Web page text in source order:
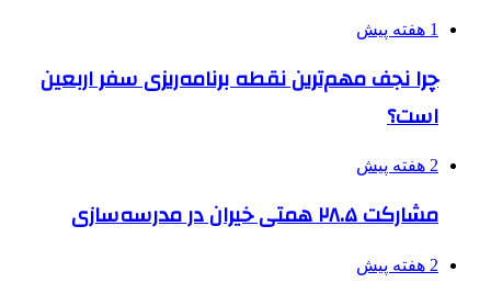
1 هفته پیش
چرا نجف مهم‌ترین نقطه برنامه‌ریزی سفر اربعین
است؟
2 هفته پیش
مشارکت ۲۸.۵ همتی خیران در مدرسه‌سازی
2 هفته پیش